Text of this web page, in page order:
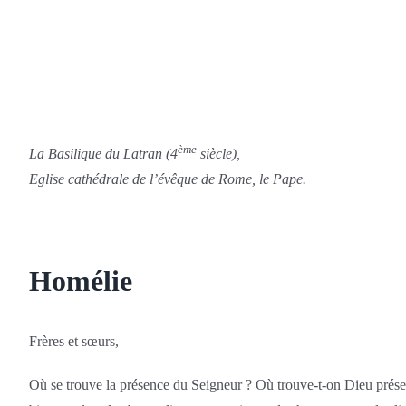
La Basilique du Latran (4èmesiècle),
Eglise cathédrale de l’évêque de Rome, le Pape.
Homélie
Frères et sœurs,
Où se trouve la présence du Seigneur ? Où trouve-t-on Dieu